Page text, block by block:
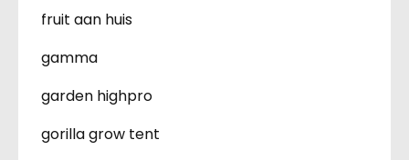
fruit aan huis
gamma
garden highpro
gorilla grow tent